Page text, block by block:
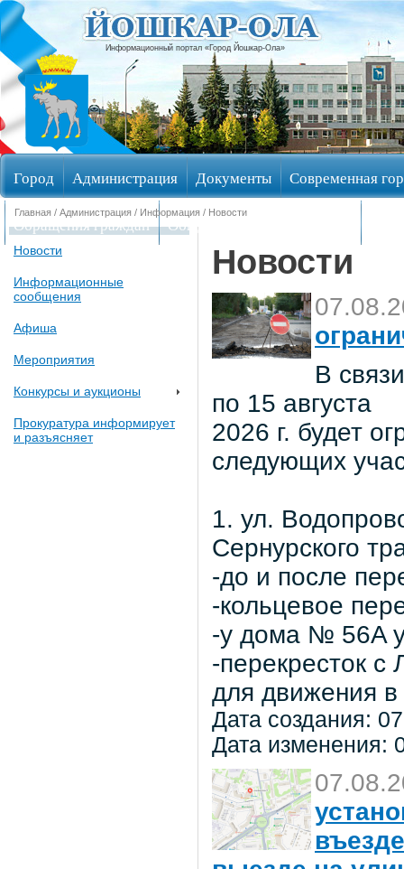
Информационный портал «Город Йошкар-Ола»
Город Администрация Документы Современная
Обращения граждан Общественные обсуждения
Главная / Администрация / Информация / Новости
Новости
Информационные
сообщения
Афиша
Мероприятия
Конкурсы и аукционы
Прокуратура информирует
и разъясняет
Новости
В
по 15 августа
2026 г. будет
следующих
1. ул.
Сернурского
-до и после
-кольцевое
-у дома № 56A
-перекресток с
для движения
Дата создания:
Дата изменения: